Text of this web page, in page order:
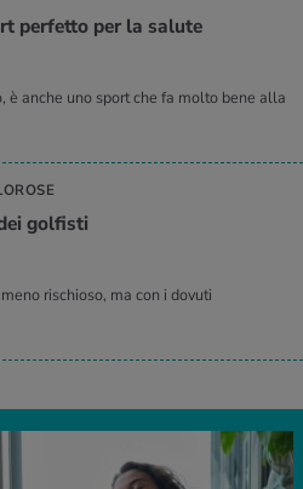
per­fet­to per la sa­lu­te
è anche uno sport che fa molto bene alla
gol­fi­sti
rischioso, ma con i dovuti